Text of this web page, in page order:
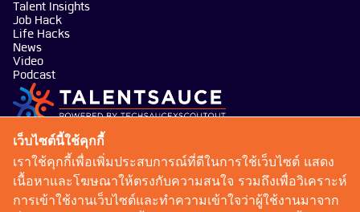
Talent Insights
Job Hack
Life Hacks
News
Video
Podcast
บริษัท เทคซอส มีเดีย จำกัด
101 ทรู ดิจิทัล พาร์ค อาคาร กริฟฟิน ชั้น 14 ห้อง 1401
ถนนสุขุมวิท แขวงบางจาก เขตพระโขนง กรุงเทพมหานคร
10260
เว็บไซต์นี้ใช้คุกกี้
เราใช้คุกกี้เพื่อเพิ่มประสบการณ์ที่ดีในการใช้เว็บไซต์ แสดง
เนื้อหาและโฆษณาให้ตรงกับความสนใจ รวมถึงเพื่อวิเคราะห์
การเข้าใช้งานเว็บไซต์และทำความเข้าใจว่าผู้ใช้งานมาจาก